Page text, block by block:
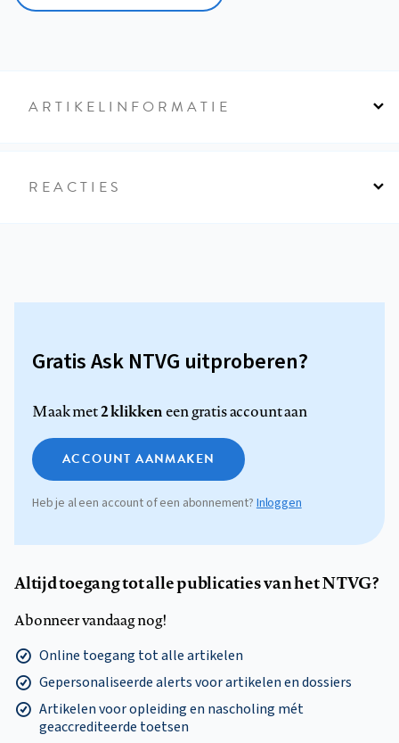
ARTIKELINFORMATIE
REACTIES
Gratis Ask NTVG uitproberen?
Maak met2 klikkeneen gratis account aan
ACCOUNT AANMAKEN
Heb je al een account of een abonnement?Inloggen
Altijd toegang tot alle publicaties van het NTVG?
Abonneer vandaag nog!
Online toegang tot alle artikelen
Gepersonaliseerde alerts voor artikelen en dossiers
Artikelen voor opleiding en nascholing mét
geaccrediteerde toetsen